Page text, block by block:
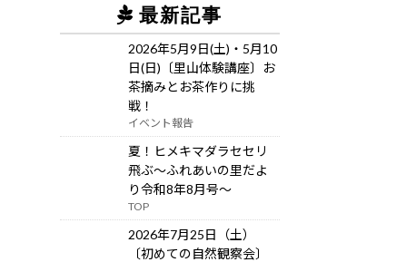
最新記事
2026年5月9日(土)・5月10
日(日)〔里山体験講座〕お
茶摘みとお茶作りに挑
戦！
イベント報告
夏！ヒメキマダラセセリ
飛ぶ～ふれあいの里だよ
り令和8年8月号～
TOP
2026年7月25日（土）
〔初めての自然観察会〕